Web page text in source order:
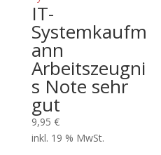
IT-
Systemkaufm
ann
Arbeitszeugni
s Note sehr
gut
9,95 €
inkl. 19 % MwSt.